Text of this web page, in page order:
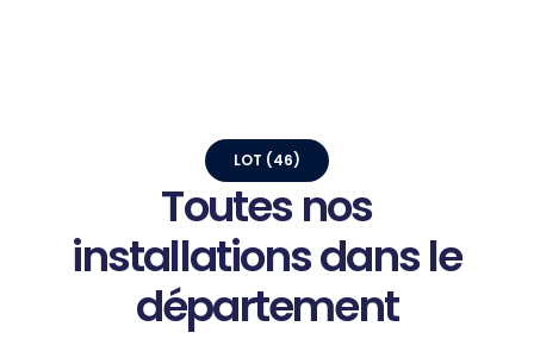
LOT (46)
Toutesnos
installationsdansle
département